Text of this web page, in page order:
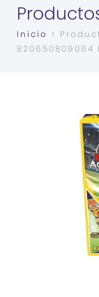
Inicio >
820650809064